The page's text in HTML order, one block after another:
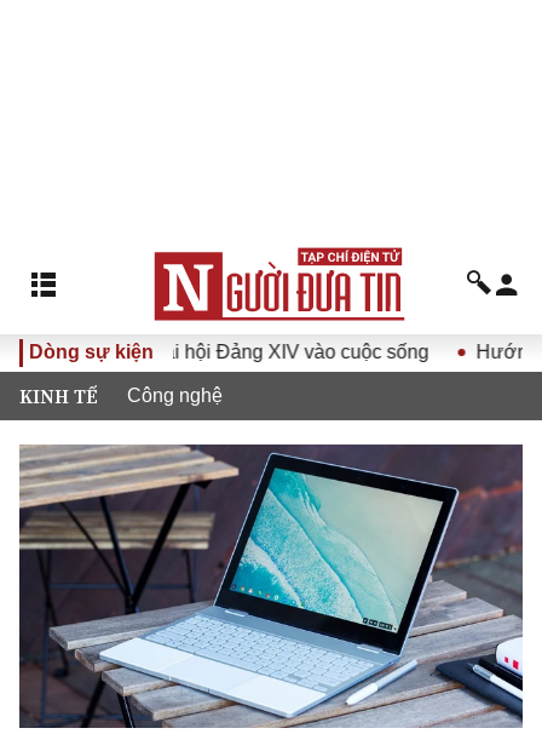
Dòng sự kiện
quyết Đại hội Đảng XIV vào cuộc sống Hướng tới Đại
KINH TẾ Công nghệ